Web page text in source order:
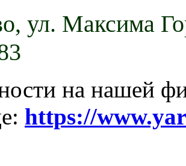
ул. Максима
на нашей
https://